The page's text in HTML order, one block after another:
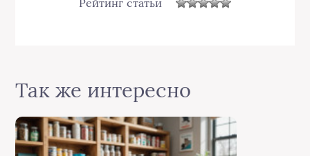
Так же интересно